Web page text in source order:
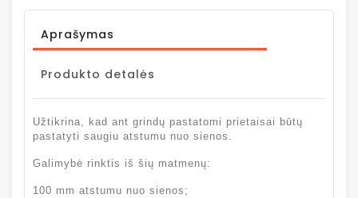
Aprašymas
Produkto detalės
Užtikrina, kad ant grindų pastatomi prietaisai būtų
pastatyti saugiu atstumu nuo sienos.
Galimybė rinktis iš šių matmenų:
100 mm atstumu nuo sienos;